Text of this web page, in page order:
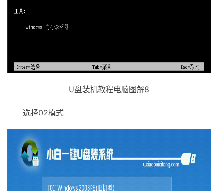
U盘装机教程电脑图解8
选择02模式